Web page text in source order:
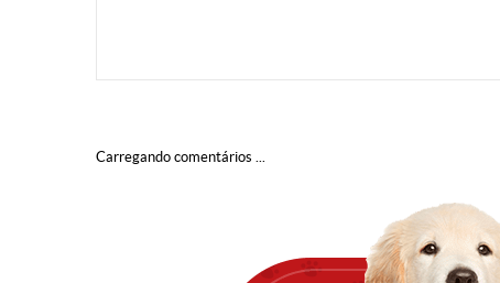
Carregando comentários ...